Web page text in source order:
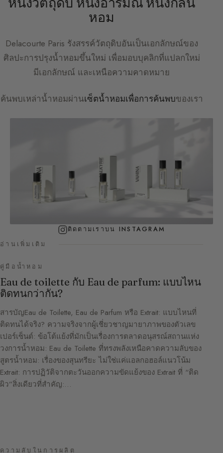
หอม
Delacourte Paris รังสรรค์วัตถุดิบอันเป็นเอกลักษณ์ของ
ศิลปะการปรุงน้ำหอมขึ้นใหม่ เพื่อมอบบุคลิกที่แปลกใหม่
มีเอกลักษณ์ และเหนือความคาดหมาย
ค้นพบเหล่าน้ำหอมผ่านเซ็ตน้ำหอมเพื่อการค้นพบของเรา
ติดตามเราบน INSTAGRAM
อ่านเพิ่มเติม
คู่มือน้ำหอม
Eau de toilette กับ Eau de parfum: แบบไหน
ติดทนกว่ากัน?
สารบัญEau de Toilette, Eau de Parfum หรือ Extrait: แบบไหนที่
ติดทนได้จริง? ความจริงจากผู้เชี่ยวชาญมายาภาพของตัวเลข
เปอร์เซ็นต์: ข้อโต้แย้งที่มักเป็นเรื่องการตลาดอนุสรณ์สถานแห่ง
วงการน้ำหอม: Eau de Toilette ที่ทรงพลังเหนือคาดความลับของ
สูตรน้ำหอม: เรื่องของสุนทรียะ ไม่ใช่แค่แอลกอฮอล์แนวโน้ม
Extrait: การปฏิวัติจากตะวันออกความขัดแย้งของ Extrait ที่ “ติด
ผิว”สิ่งเดียวที่สำคัญ:…
ความลับในการผลิต